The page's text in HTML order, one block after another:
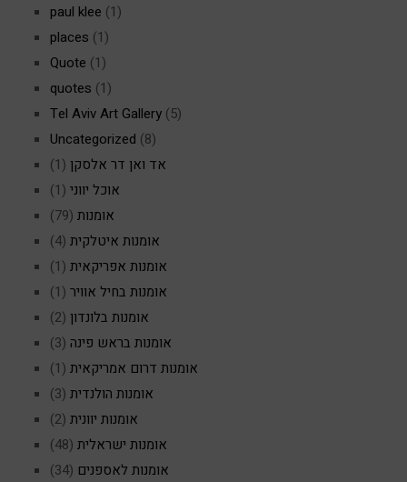
paul klee (1)
places (1)
Quote (1)
quotes (1)
Tel Aviv Art Gallery (5)
Uncategorized (8)
אד ואן דר אלסקן (1)
אוכל יווני (1)
אומנות (79)
אומנות איטלקית (4)
אומנות אפריקאית (1)
אומנות בחיל אוויר (1)
אומנות בלונדון (2)
אומנות בראש פינה (3)
אומנות דרום אמריקאית (1)
אומנות הולנדית (3)
אומנות יוונית (2)
אומנות ישראלית (48)
אומנות לאספנים (34)